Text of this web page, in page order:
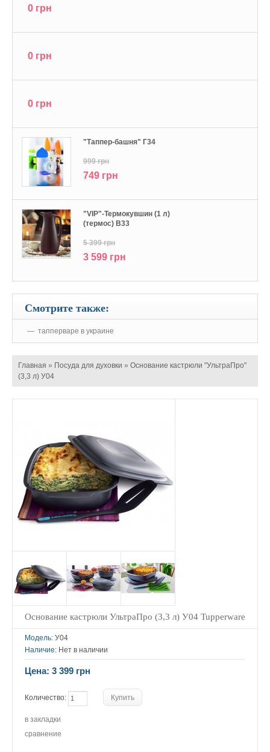
0 грн
0 грн
0 грн
"Tаппер-башня" Г34
999 грн
749 грн
"VIP"-Термокувшин (1 л)
(термос) В33
5 399 грн
3 599 грн
Смотрите также:
тапперваре в украине
Главная » Посуда для духовки » Основание кастрюли "УльтраПро"
(3,3 л) У04
Основание кастрюли УльтраПро (3,3 л) У04 Tupperware
Модель: У04
Наличие: Нет в наличии
Цена: 3 399 грн
Количество:
в закладки
сравнение